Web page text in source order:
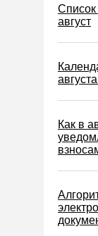
Список
август
Как в